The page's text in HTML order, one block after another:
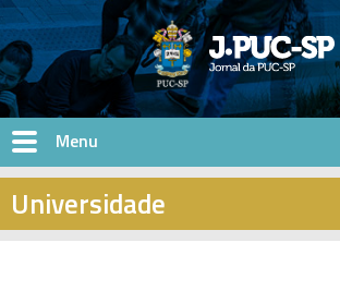
Pular para o conteúdo principal
Universidade